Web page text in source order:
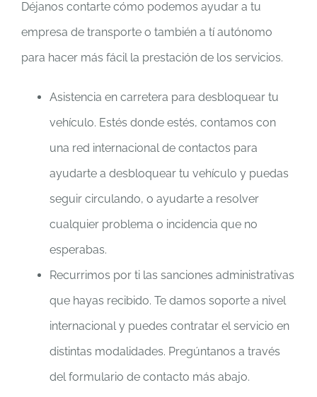
Déjanos contarte cómo podemos ayudar a tu
empresa de transporte o también a tí autónomo
para hacer más fácil la prestación de los servicios.
Asistencia en carretera para desbloquear tu
vehículo. Estés donde estés, contamos con
una red internacional de contactos para
ayudarte a desbloquear tu vehículo y puedas
seguir circulando, o ayudarte a resolver
cualquier problema o incidencia que no
esperabas.
Recurrimos por ti las sanciones administrativas
que hayas recibido. Te damos soporte a nivel
internacional y puedes contratar el servicio en
distintas modalidades. Pregúntanos a través
del formulario de contacto más abajo.